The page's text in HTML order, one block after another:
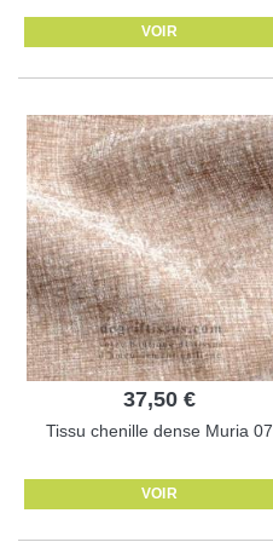
VOIR
37,50 €
Tissu chenille dense Muria 07
VOIR